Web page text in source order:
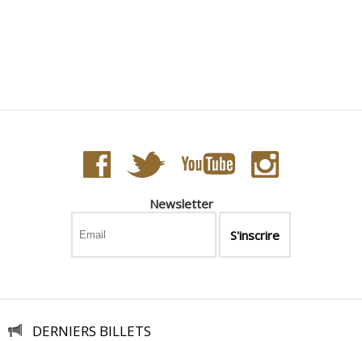
Newsletter
DERNIERS BILLETS